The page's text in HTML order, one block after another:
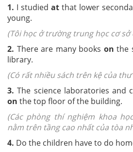
1. I studied at that lower
young.
(Tôi học ở trường trung học cơ
2. There are many books on the
library.
(Có rất nhiều sách trên kệ của
3. The science laboratories and
on the top floor of the building.
(Các phòng thí nghiệm khoa
nằm trên tầng cao nhất của tòa
4. Do the children have to do